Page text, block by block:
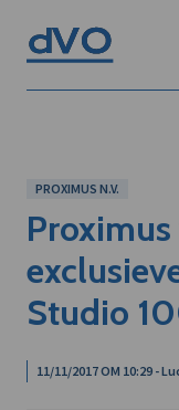
PROXIMUS N.V.
Studio
11/11/2017 OM 10:29 -